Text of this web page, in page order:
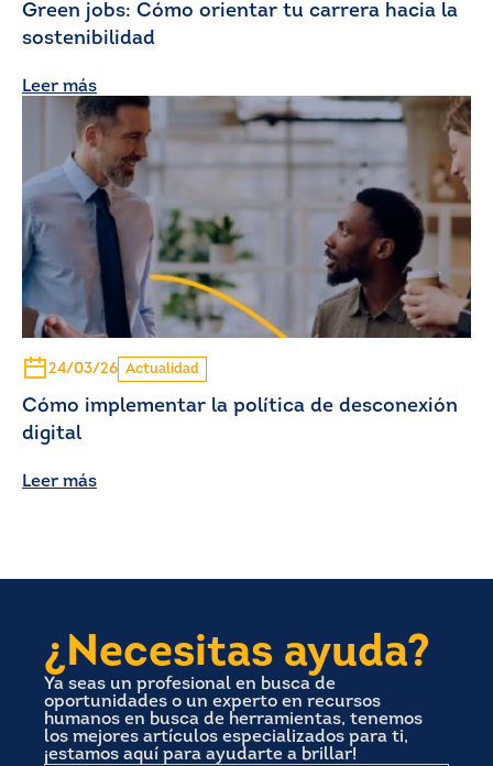
Green jobs: Cómo orientar tu carrera hacia la
sostenibilidad
Leer más
24/03/26 Actualidad
Cómo implementar la política de desconexión
digital
Leer más
¿Necesitas ayuda?
Ya seas un profesional en busca de
oportunidades o un experto en recursos
humanos en busca de herramientas, tenemos
los mejores artículos especializados para ti,
¡estamos aquí para ayudarte a brillar!